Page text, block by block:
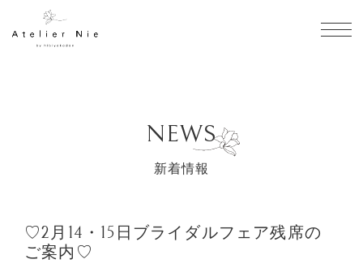
NEWS
新着情報
♡2月14・15日ブライダルフェア残席の
ご案内♡